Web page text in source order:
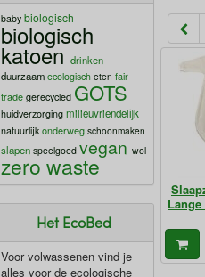
baby biologisch
biologisch
katoen drinken
duurzaam ecologisch eten fair
trade gerecycled GOTS
huidverzorging milieuvriendelijk
natuurlijk onderweg schoonmaken
slapen speelgoed vegan wol
zero waste
Het EcoBed
Voor volwassenen vind je
alles voor de ecologische